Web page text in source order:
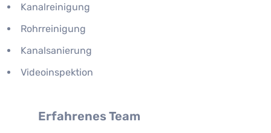
Kanalreinigung
Rohrreinigung
Kanalsanierung
Videoinspektion
Erfahrenes Team